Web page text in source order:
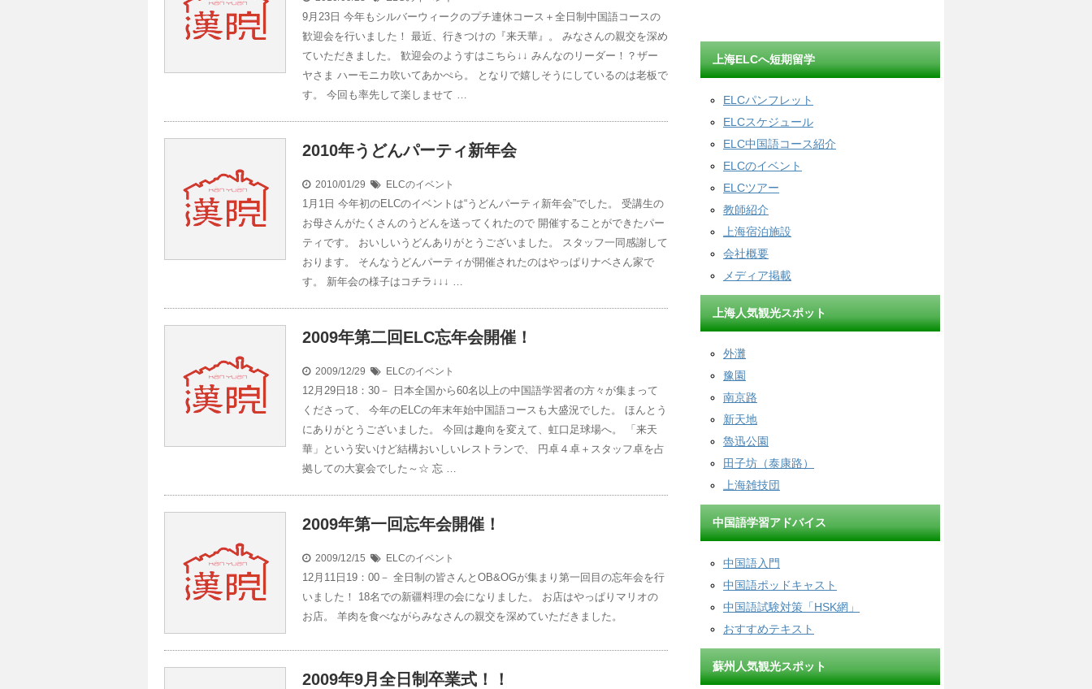
9月23日 今年もシルバーウィークのプチ連休コース＋全日制中国語コースの
歓迎会を行いました！ 最近、行きつけの『来天華』。 みなさんの親交を深め
ていただきました。 歓迎会のようすはこちら↓↓ みんなのリーダー！？ザー
ヤさま ハーモニカ吹いてあかぺら。 となりで嬉しそうにしているのは老板で
す。 今回も率先して楽しませて …
2010年うどんパーティ新年会
2010/01/29 ELCのイベント
1月1日 今年初のELCのイベントは“うどんパーティ新年会”でした。 受講生の
お母さんがたくさんのうどんを送ってくれたので 開催することができたパー
ティです。 おいしいうどんありがとうございました。 スタッフ一同感謝して
おります。 そんなうどんパーティが開催されたのはやっぱりナベさん家で
す。 新年会の様子はコチラ↓↓↓ …
2009年第二回ELC忘年会開催！
2009/12/29 ELCのイベント
12月29日18：30－ 日本全国から60名以上の中国語学習者の方々が集まって
くださって、 今年のELCの年末年始中国語コースも大盛況でした。 ほんとう
にありがとうございました。 今回は趣向を変えて、虹口足球場へ。 「来天
華」という安いけど結構おいしいレストランで、 円卓４卓＋スタッフ卓を占
拠しての大宴会でした～☆ 忘 …
2009年第一回忘年会開催！
2009/12/15 ELCのイベント
12月11日19：00－ 全日制の皆さんとOB&OGが集まり第一回目の忘年会を行
いました！ 18名での新疆料理の会になりました。 お店はやっぱりマリオの
お店。 羊肉を食べながらみなさんの親交を深めていただきました。
2009年9月全日制卒業式！！
上海ELCへ短期留学
ELCパンフレット
ELCスケジュール
ELC中国語コース紹介
ELCのイベント
ELCツアー
教師紹介
上海宿泊施設
会社概要
メディア掲載
上海人気観光スポット
外灘
豫園
南京路
新天地
魯迅公園
田子坊（泰康路）
上海雑技団
中国語学習アドバイス
中国語入門
中国語ポッドキャスト
中国語試験対策「HSK網」
おすすめテキスト
蘇州人気観光スポット